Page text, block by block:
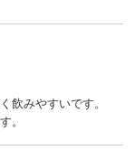
飲みやすいです。
。